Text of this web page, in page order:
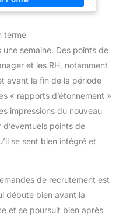
terme
une semaine. Des points de
et les RH, notamment
avant la fin de la période
« rapports d’étonnement »
impressions du nouveau
points de
se sent bien intégré et
de recrutement est
débute bien avant la
et se poursuit bien après